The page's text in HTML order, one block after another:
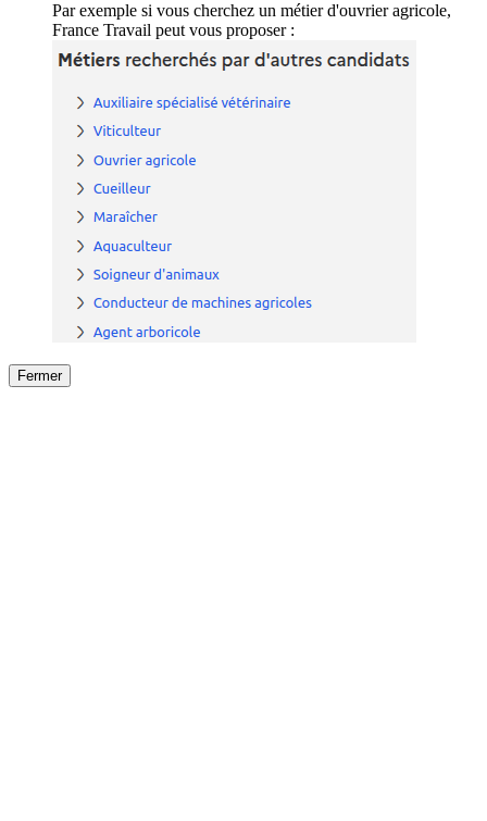
Par exemple si vous cherchez un métier d'ouvrier agricole,
France Travail peut vous proposer :
Fermer